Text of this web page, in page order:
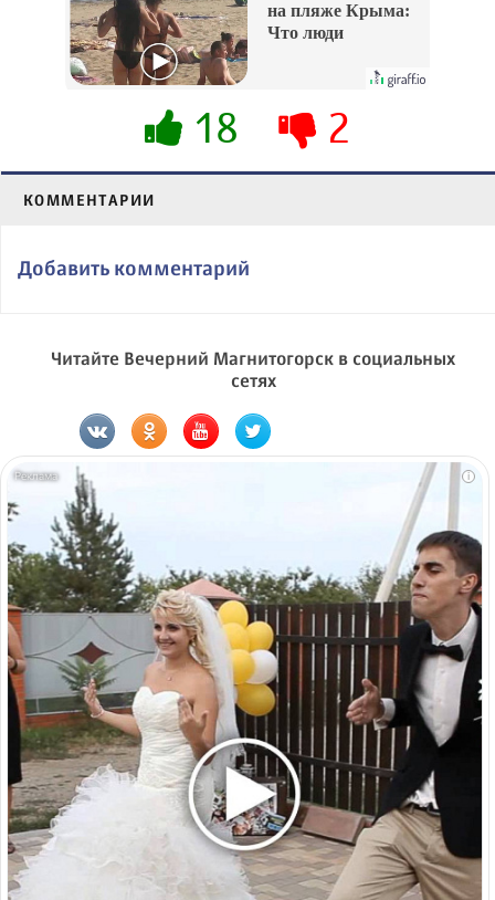
на пляже Крыма:
Что люди
их не видят...
18 2
КОММЕНТАРИИ
Добавить комментарий
Читайте Вечерний Магнитогорск в социальных
сетях
i